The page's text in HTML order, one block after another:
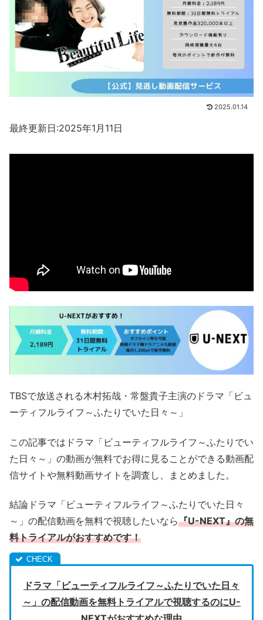
2025.01.14
最終更新日:2025年1月11日
TBSで放送される木村拓哉・常盤貴子主演のドラマ「ビュ
ーティフルライフ～ふたりでいた日々～」
この記事ではドラマ「ビューティフルライフ～ふたりでい
た日々～」の動画が無料でお得に見ることができる動画配
信サイトや無料動画サイトを調査し、まとめました。
結論ドラマ「ビューティフルライフ～ふたりでいた日々
～」の配信動画を無料で視聴したいなら『U-NEXT』の無
料トライアルがおすすめです！
ドラマ「ビューティフルライフ～ふたりでいた日々
～」の配信動画を無料トライアルで視聴するのにU-